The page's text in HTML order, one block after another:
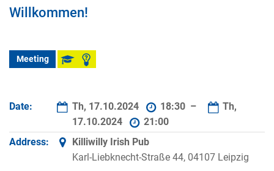
Willkommen!
Meeting
Date: Th, 17.10.2024 18:30 –
Th,
17.10.2024
21:00
Address:
Killiwilly Irish Pub
Karl-Liebknecht-Straße 44, 04107 Leipzig